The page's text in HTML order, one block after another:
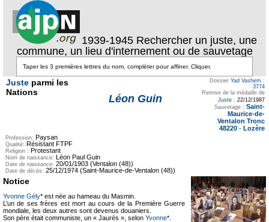
1939-1945 Rechercher un juste, une
commune, un lieu d'internement ou de sauvetage
Juste parmi les
Nations
Léon Guin
Dossier Yad Vashem :
3774
Remise de la médaille de
Juste : 22/12/1987
Sauvetage : Saint-
Maurice-de-
Ventalon Tronc
48220 - Lozère
Profession: Paysan
Qualité: Résistant FTPF
Religion : Protestant
Nom de naissance: Léon Paul Guin
Date de naissance: 20/01/1903 (Ventalon (48))
Date de décès: 25/12/1974 (Saint-Maurice-de-Ventalon (48))
Notice
Yvonne Gély* est née au hameau du Masmin.
L’un de ses frères est mort au cours de la Première Guerre
mondiale, les deux autres sont devenus douaniers.
Son père était communiste, un « Jaurès », selon Yvonne*.